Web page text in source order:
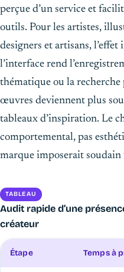
perçue d’un service et
outils. Pour les artistes,
designers et artisans,
l’interface rend
thématique ou la recherche
œuvres deviennent plus
tableaux d’inspiration. Le
comportemental, pas
marque imposerait
TABLEAU
Audit rapide d’une
créateur
Étape Temps à